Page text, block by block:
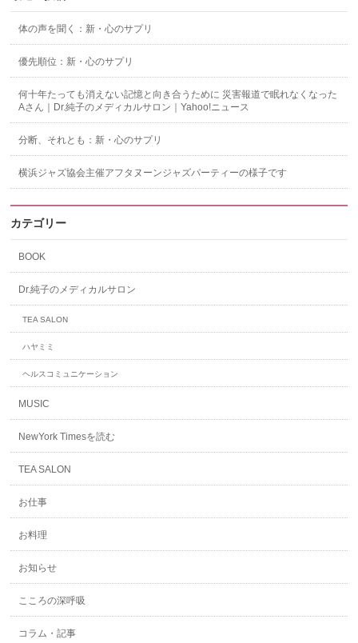
体の声を聞く：新・心のサプリ
優先順位：新・心のサプリ
何十年たっても消えない記憶と向き合うために 災害報道で眠れなくなった
Aさん｜Dr.純子のメディカルサロン｜Yahoo!ニュース
分断、それとも：新・心のサプリ
横浜ジャズ協会主催アフタヌーンジャズパーティーの様子です
カテゴリー
BOOK
Dr.純子のメディカルサロン
TEA SALON
ハヤミミ
ヘルスコミュニケーション
MUSIC
NewYork Timesを読む
TEA SALON
お仕事
お料理
お知らせ
こころの深呼吸
コラム・記事